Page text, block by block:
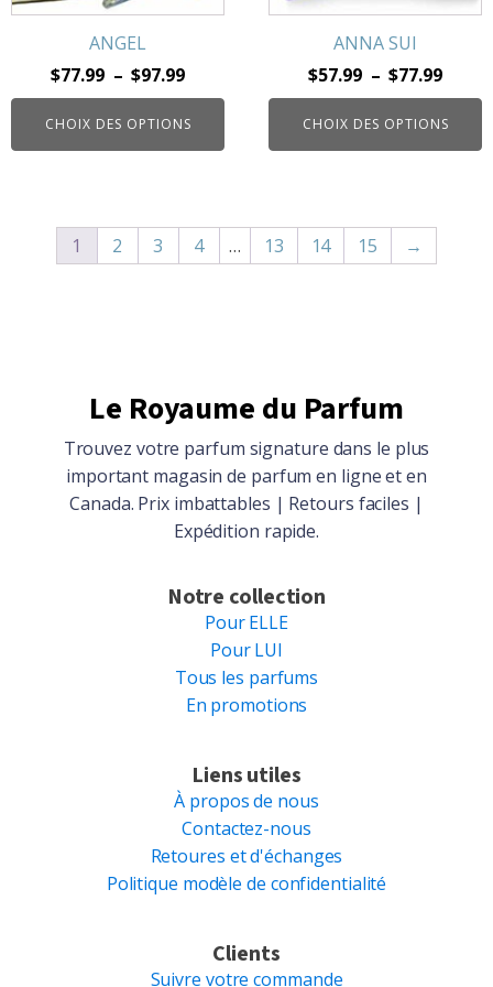
ANGEL
$77.99 – $97.99Plage
de
prix :
$77.99
CHOIX DES OPTIONS
sur
page
du
produit
ANNA SUI
$57.99 – $77.99Plage
de
prix :
CHOIX DES OPTIONS
sur
page
du
produit
1 2 3 4 … 13 14 15 →
Le Royaume du Parfum
Trouvez votre parfum signature dans le plus
important magasin de parfum en ligne et en
Canada. Prix imbattables | Retours faciles |
Expédition rapide.
Notre collection
Pour ELLE
Pour LUI
Tous les parfums
En promotions
Liens utiles
À propos de nous
Contactez-nous
Retoures et d'échanges
Politique modèle de confidentialité
Clients
Suivre votre commande